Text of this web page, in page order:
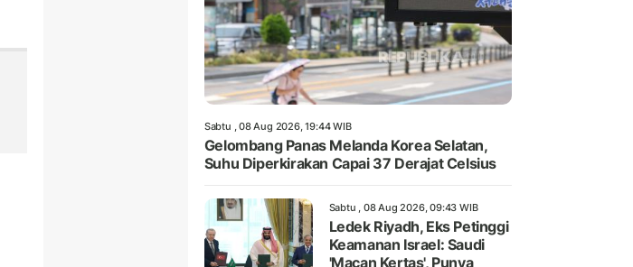
Sabtu , 08 Aug 2026, 19:44 WIB
Gelombang Panas Melanda Korea Selatan,
Suhu Diperkirakan Capai 37 Derajat Celsius
Sabtu , 08 Aug 2026, 09:43 WIB
Ledek Riyadh, Eks Petinggi
Keamanan Israel: Saudi
'Macan Kertas', Punya